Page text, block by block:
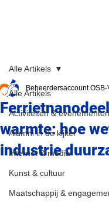
Alle Artikels
Activiteiten & evenementen
Alumni in de kijker
Internet & media
Kunst & cultuur
Maatschappij &
Alle Artikels
warmte: hoe
industrie
Beheerdersaccount OSB-